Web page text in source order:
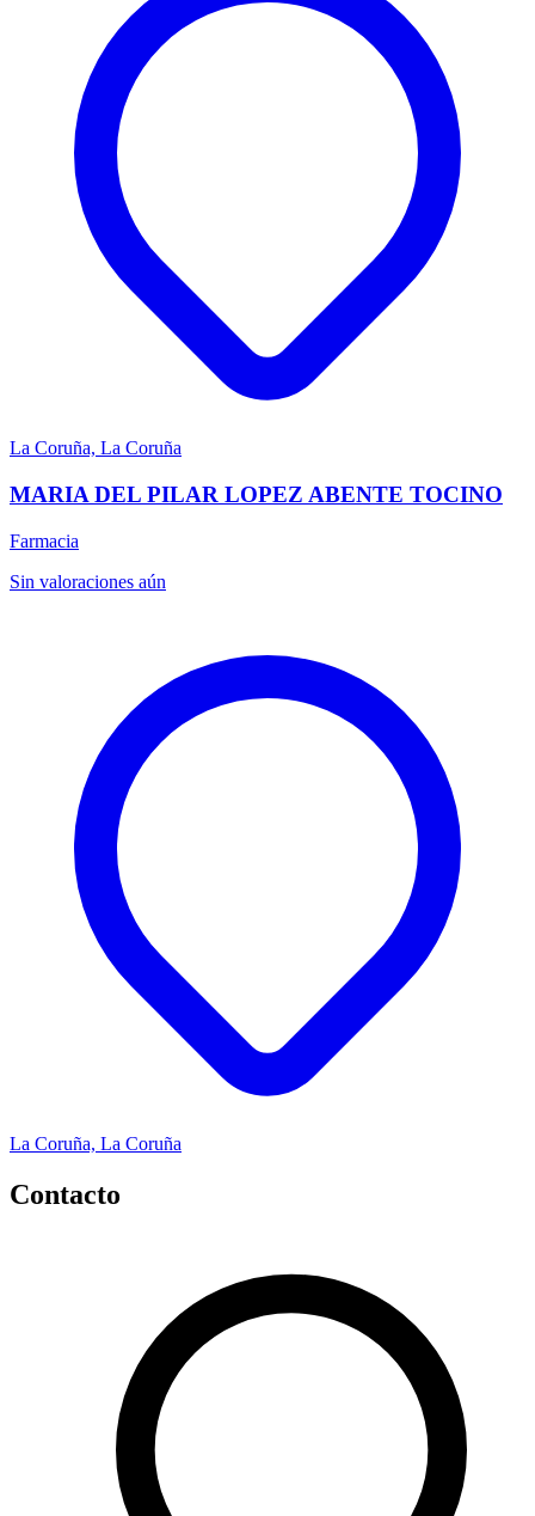
La Coruña, La Coruña
MARIA DEL PILAR LOPEZ ABENTE TOCINO
Farmacia
Sin valoraciones aún
La Coruña, La Coruña
Contacto